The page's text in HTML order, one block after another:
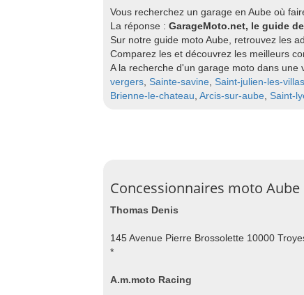
Vous recherchez un garage en Aube où
La réponse : GarageMoto.net, le guide
Sur notre guide moto Aube, retrouvez les
Comparez les et découvrez les meilleurs
A la recherche d'un garage moto dans une
vergers Sainte-savine Saint-julien-les-villas
Brienne-le-chateau Arcis-sur-aube Saint-
Concessionnaires moto Aube
Thomas Denis
145 Avenue Pierre Brossolette 10000
*
A.m.moto Racing